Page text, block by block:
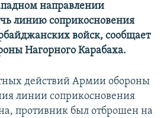
направлении
линию соприкосновения
войск, сообщает
Нагорного Карабаха.
действий Армии обороны
линии соприкосновения
противник был отброшен на